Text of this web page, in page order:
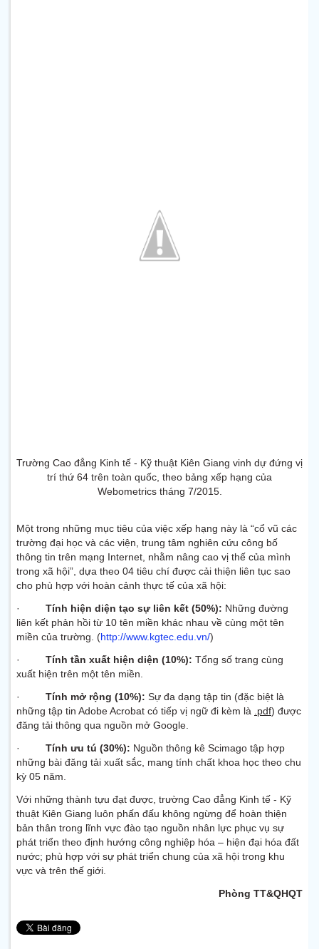
Trường Cao đẳng Kinh tế - Kỹ thuật Kiên Giang vinh dự đứng vị
trí thứ 64 trên toàn quốc, theo bảng xếp hạng của
Webometrics tháng 7/2015.
Một trong những mục tiêu của việc xếp hạng này là “cổ vũ các
trường đại học và các viện, trung tâm nghiên cứu công bố
thông tin trên mạng Internet, nhằm nâng cao vị thế của mình
trong xã hội”, dựa theo 04 tiêu chí được cải thiện liên tục sao
cho phù hợp với hoàn cảnh thực tế của xã hội:
· Tính hiện diện tạo sự liên kết (50%): Những đường
liên kết phản hồi từ 10 tên miền khác nhau về cùng một tên
miền của trường. (http://www.kgtec.edu.vn/)
· Tính tần xuất hiện diện (10%): Tổng số trang cùng
xuất hiện trên một tên miền.
· Tính mở rộng (10%): Sự đa dạng tập tin (đặc biệt là
những tập tin Adobe Acrobat có tiếp vị ngữ đi kèm là
.pdf) được
đăng tải thông qua nguồn mở Google.
· Tính ưu tú (30%): Nguồn thông kê Scimago tập hợp
những bài đăng tải xuất sắc, mang tính chất khoa học theo chu
kỳ 05 năm.
Với những thành tựu đạt được, trường Cao đẳng Kinh tế - Kỹ
thuật Kiên Giang luôn phấn đấu không ngừng để hoàn thiện
bản thân trong lĩnh vực đào tạo nguồn nhân lực phục vụ sự
phát triển theo định hướng công nghiệp hóa – hiện đại hóa đất
nước; phù hợp với sự phát triển chung của xã hội trong khu
vực và trên thế giới.
Phòng TT&QHQT